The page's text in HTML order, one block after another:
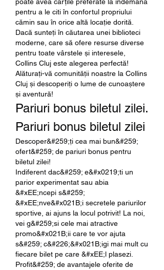
poate avea cărțile preferate la îndemână
pentru a le citi în confortul propriului
cămin sau în orice altă locație dorită.
Dacă sunteți în căutarea unei biblioteci
moderne, care să ofere resurse diverse
pentru toate vârstele și interesele,
Collins Cluj este alegerea perfectă!
Alăturați-vă comunității noastre la Collins
Cluj și descoperiți o lume de cunoaștere
și aventură!
Pariuri bonus biletul zilei.
Pariuri bonus biletul zilei
Descoper&#259;ți cea mai bun&#259;
ofert&#259; de pariuri bonus pentru
biletul zilei!
Indiferent dac&#259; e&#x0219;ti un
parior experimentat sau abia
&#xEE;ncepi s&#259;
&#xEE;nve&#x021B;i secretele pariurilor
sportive, ai ajuns la locul potrivit! La noi,
vei g&#259;si cele mai atractive
promo&#x021B;ii care te vor ajuta
s&#259; c&#226;&#x021B;igi mai mult cu
fiecare bilet pe care &#xEE;l plasezi.
Profit&#259; de avantajele oferite de